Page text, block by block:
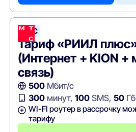
МТС
Тариф «РИИЛ
(Интернет + KION +
связь)
500Мбит/с
300минут, 100SMS, 50Гб
WI-FI роутер в рассрочку
тарифу